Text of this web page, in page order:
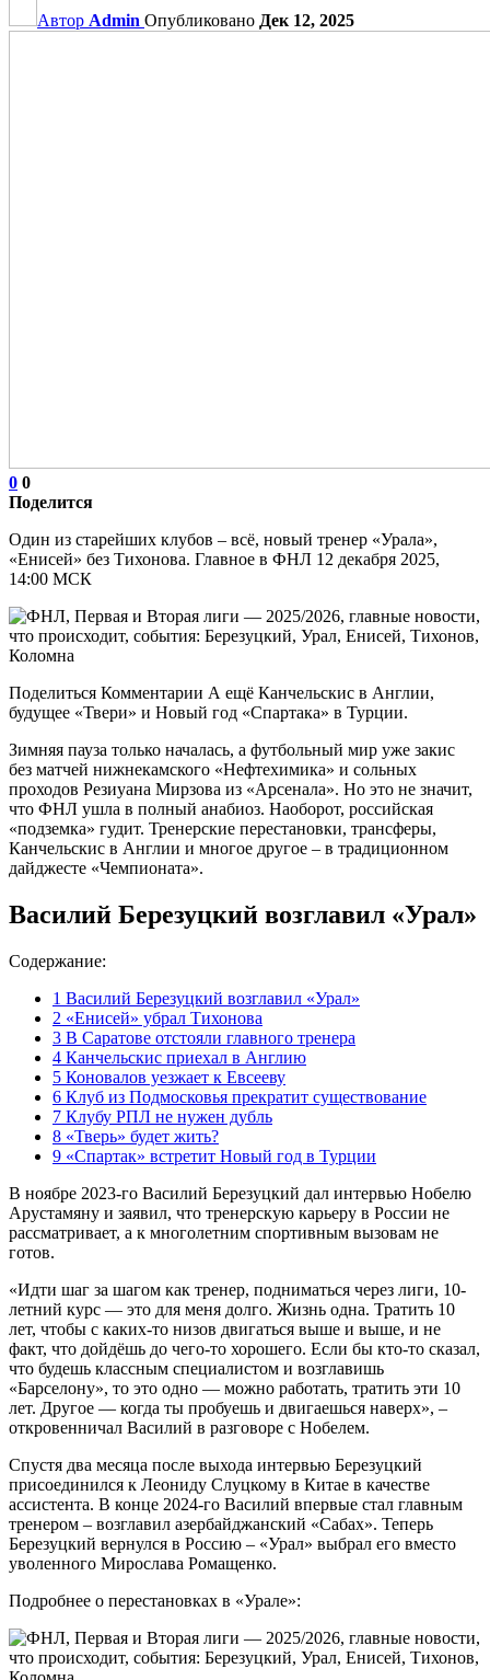
Автор Admin Опубликовано Дек 12, 2025
0 0
Поделится
Один из старейших клубов – всё, новый тренер «Урала»,
«Енисей» без Тихонова. Главное в ФНЛ 12 декабря 2025,
14:00 МСК
Поделиться Комментарии А ещё Канчельскис в Англии,
будущее «Твери» и Новый год «Спартака» в Турции.
Зимняя пауза только началась, а футбольный мир уже закис
без матчей нижнекамского «Нефтехимика» и сольных
проходов Резиуана Мирзова из «Арсенала». Но это не значит,
что ФНЛ ушла в полный анабиоз. Наоборот, российская
«подземка» гудит. Тренерские перестановки, трансферы,
Канчельскис в Англии и многое другое – в традиционном
дайджесте «Чемпионата».
Василий Березуцкий возглавил «Урал»
Содержание:
1 Василий Березуцкий возглавил «Урал»
2 «Енисей» убрал Тихонова
3 В Саратове отстояли главного тренера
4 Канчельскис приехал в Англию
5 Коновалов уезжает к Евсееву
6 Клуб из Подмосковья прекратит существование
7 Клубу РПЛ не нужен дубль
8 «Тверь» будет жить?
9 «Спартак» встретит Новый год в Турции
В ноябре 2023-го Василий Березуцкий дал интервью Нобелю
Арустамяну и заявил, что тренерскую карьеру в России не
рассматривает, а к многолетним спортивным вызовам не
готов.
«Идти шаг за шагом как тренер, подниматься через лиги, 10-
летний курс — это для меня долго. Жизнь одна. Тратить 10
лет, чтобы с каких-то низов двигаться выше и выше, и не
факт, что дойдёшь до чего-то хорошего. Если бы кто-то сказал,
что будешь классным специалистом и возглавишь
«Барселону», то это одно — можно работать, тратить эти 10
лет. Другое — когда ты пробуешь и двигаешься наверх», –
откровенничал Василий в разговоре с Нобелем.
Спустя два месяца после выхода интервью Березуцкий
присоединился к Леониду Слуцкому в Китае в качестве
ассистента. В конце 2024-го Василий впервые стал главным
тренером – возглавил азербайджанский «Сабах». Теперь
Березуцкий вернулся в Россию – «Урал» выбрал его вместо
уволенного Мирослава Ромащенко.
Подробнее о перестановках в «Урале»: